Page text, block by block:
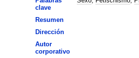
clave
Resumen
Dirección
Autor
corporativo